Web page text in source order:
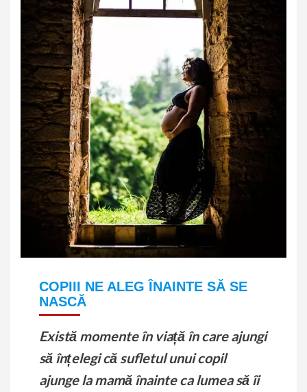
COPIII NE ALEG ÎNAINTE SĂ SE
NASCĂ
Există momente în viață în care ajungi
să înțelegi că sufletul unui copil
ajunge la mamă înainte ca lumea să îi